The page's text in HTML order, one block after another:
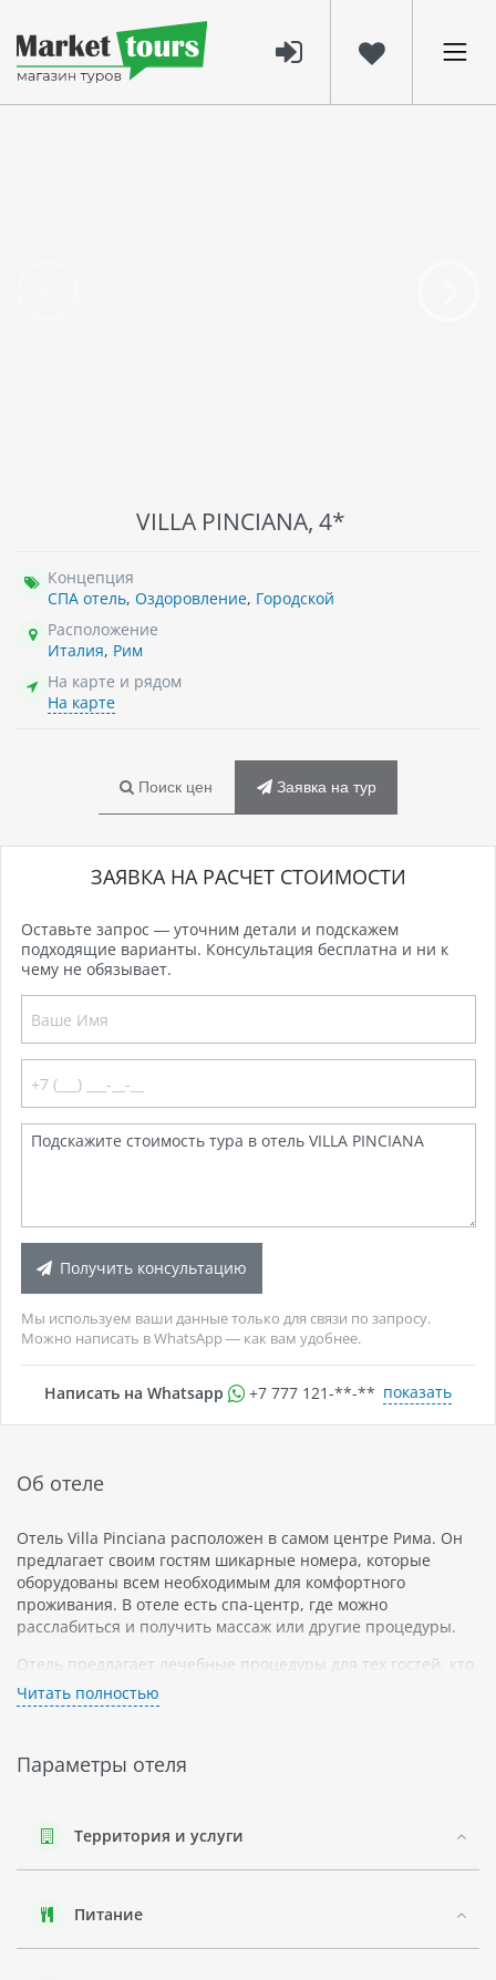
VILLA PINCIANA, 4*
Концепция
СПА отель, Оздоровление, Городской
Расположение
Италия, Рим
На карте и рядом
На карте
Поиск цен Заявка на тур
ЗАЯВКА НА РАСЧЕТ СТОИМОСТИ
Оставьте запрос — уточним детали и подскажем
подходящие варианты. Консультация бесплатна и ни к
чему не обязывает.
Получить консультацию
Мы используем ваши данные только для связи по запросу.
Можно написать в WhatsApp — как вам удобнее.
Написать на Whatsapp +7 777 121-**-** показать
Об отеле
Отель Villa Pinciana расположен в самом центре Рима. Он
предлагает своим гостям шикарные номера, которые
оборудованы всем необходимым для комфортного
проживания. В отеле есть спа-центр, где можно
расслабиться и получить массаж или другие процедуры.
Отель предлагает лечебные процедуры для тех гостей, кто
нуждается в медицинской помощи. Это может быть как
санаторное лечение, так и индивидуальный подход к
В Villa Pinciana есть также возможность провести деловые
Отель расположен в городской зоне Рима, что позволяет
его гостям быстро добираться до всех
провести свой отдых в Риме с комфортом и стилем.
Читать полностью
Параметры отеля
Территория и услуги
Питание